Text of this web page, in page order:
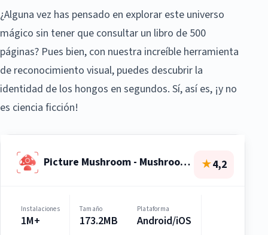
¿Alguna vez has pensado en explorar este universo
mágico sin tener que consultar un libro de 500
páginas? Pues bien, con nuestra increíble herramienta
de reconocimiento visual, puedes descubrir la
identidad de los hongos en segundos. Sí, así es, ¡y no
es ciencia ficción!
Picture Mushroom - Mushroom ID ★4,2
Instalaciones
1M+
Tamaño
173.2MB
Plataforma
Android/iOS